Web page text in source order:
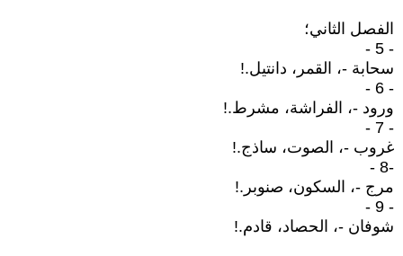
الفصل الثاني؛
- 5 -
سحابة -، القمر، دانتيل.!
- 6 -
ورود -، الفراشة، مشرط.!
- 7 -
غروب -، الصوت، ساذج.!
-8 -
مرج -، السكون، صنوبر.!
- 9 -
شوفان -، الحصاد، قادم.!